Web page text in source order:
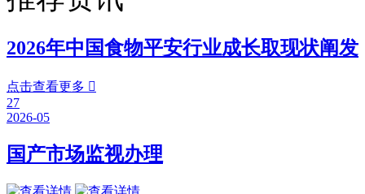
2026年中国食物平安行业成长取现状阐发
点击查看更多 
27
2026-05
国产市场监视办理